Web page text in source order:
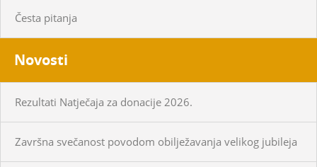
Česta pitanja
Novosti
Rezultati Natječaja za donacije 2026.
Završna svečanost povodom obilježavanja velikog jubileja